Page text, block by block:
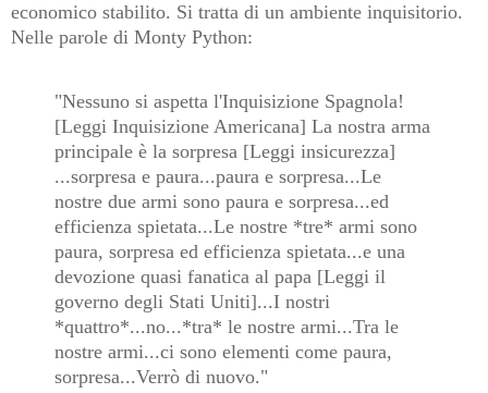
economico stabilito. Si tratta di un ambiente inquisitorio.
Nelle parole di Monty Python:
"Nessuno si aspetta l'Inquisizione Spagnola!
[Leggi Inquisizione Americana] La nostra arma
principale è la sorpresa [Leggi insicurezza]
...sorpresa e paura...paura e sorpresa...Le
nostre due armi sono paura e sorpresa...ed
efficienza spietata...Le nostre *tre* armi sono
paura, sorpresa ed efficienza spietata...e una
devozione quasi fanatica al papa [Leggi il
governo degli Stati Uniti]...I nostri
*quattro*...no...*tra* le nostre armi...Tra le
nostre armi...ci sono elementi come paura,
sorpresa...Verrò di nuovo."